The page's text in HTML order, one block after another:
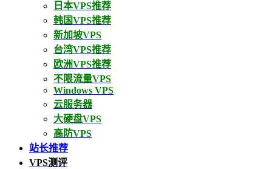
日本VPS推荐
韩国VPS推荐
新加坡VPS
台湾VPS推荐
欧洲VPS推荐
不限流量VPS
Windows VPS
云服务器
大硬盘VPS
高防VPS
站长推荐
VPS测评